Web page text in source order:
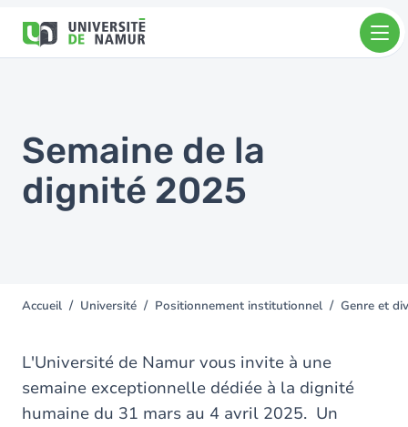
contenu
Semaine de la
dignité 2025
You
here
Accueil Université Positionnement institutionnel Genre et
L'Université de Namur vous invite à une
semaine exceptionnelle dédiée à la dignité
humaine du 31 mars au 4 avril 2025. Un